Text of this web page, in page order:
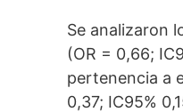
Se analizaron
(OR = 0,66;
pertenencia a
0,37; IC95%